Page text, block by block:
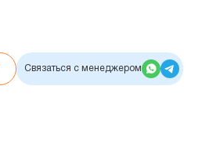
Связаться с менеджером